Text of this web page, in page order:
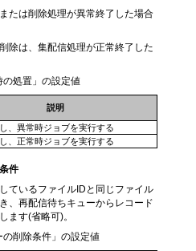
たは削除処理が異常終了した場合
除は、集配信処理が正常終了した
の処置」の設定値
説明
、異常時ジョブを実行する
、正常時ジョブを実行する
件
ているファイルIDと同じファイル
、再配信待ちキューからレコード
ます(省略可)。
削除条件」の設定値